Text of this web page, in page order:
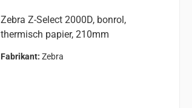
Zebra Z-Select 2000D, bonrol,
thermisch papier, 210mm
Fabrikant: Zebra